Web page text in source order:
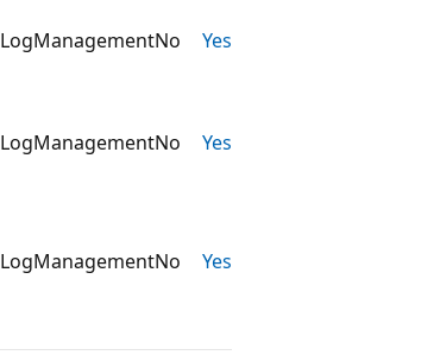
LogManagementNo Yes
LogManagementNo Yes
LogManagementNo Yes